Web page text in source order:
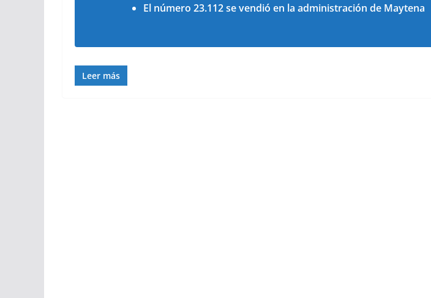
El número 23.112 se vendió en la administración de Maytena
Leer más